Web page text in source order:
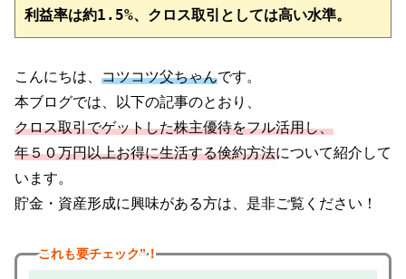
利益率は約1.5%、クロス取引としては高い水準。
こんにちは、 コツコツ父ちゃんです。
本ブログでは、以下の記事のとおり、
クロス取引でゲットした株主優待をフル活用し、
年５０万円以上お得に生活する倹約方法について紹介して
います。
貯金・資産形成に興味がある方は、是非ご覧ください！
これも要チェック”！